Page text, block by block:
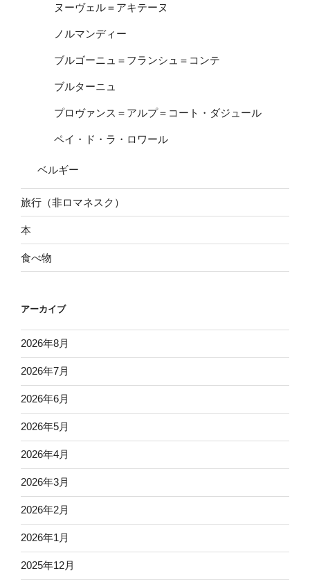
ヌーヴェル＝アキテーヌ
ノルマンディー
ブルゴーニュ＝フランシュ＝コンテ
ブルターニュ
プロヴァンス＝アルプ＝コート・ダジュール
ペイ・ド・ラ・ロワール
ベルギー
旅行（非ロマネスク）
本
食べ物
アーカイブ
2026年8月
2026年7月
2026年6月
2026年5月
2026年4月
2026年3月
2026年2月
2026年1月
2025年12月